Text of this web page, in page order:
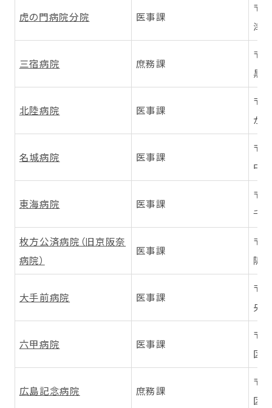
虎の門病院分院 医事課
〒
津
三宿病院 庶務課
〒
黒
北陸病院 医事課
〒
が
名城病院 医事課
〒
中
東海病院 医事課
〒
千
枚方公済病院（旧京阪奈
病院）
医事課
〒
阪
大手前病院 医事課
〒
央
六甲病院 医事課
〒
区
広島記念病院 庶務課
〒
区